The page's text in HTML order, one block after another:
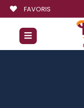
FAVORIS